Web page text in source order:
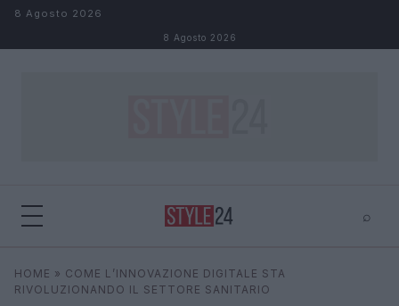
Salta al contenuto
8 Agosto 2026
8 Agosto 2026
⌕
Cerca
HOME » COME L’INNOVAZIONE DIGITALE STA
RIVOLUZIONANDO IL SETTORE SANITARIO